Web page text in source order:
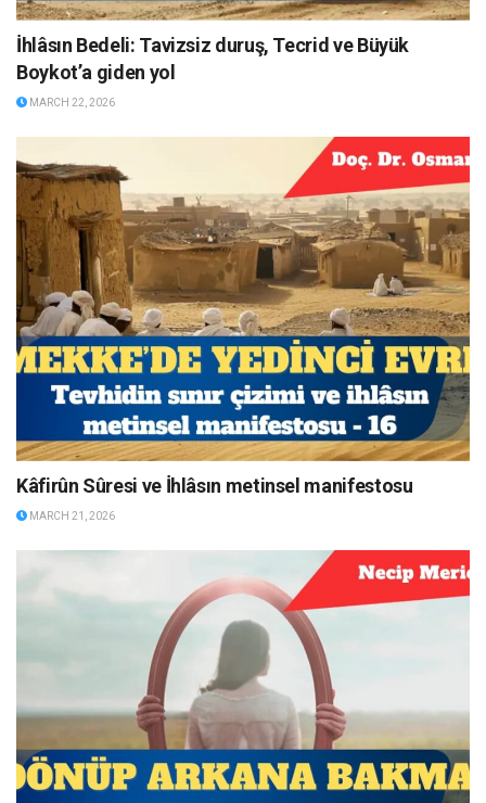
İhlâsın Bedeli: Tavizsiz duruş, Tecrid ve Büyük
Boykot’a giden yol
MARCH 22, 2026
Kâfirûn Sûresi ve İhlâsın metinsel manifestosu
MARCH 21, 2026